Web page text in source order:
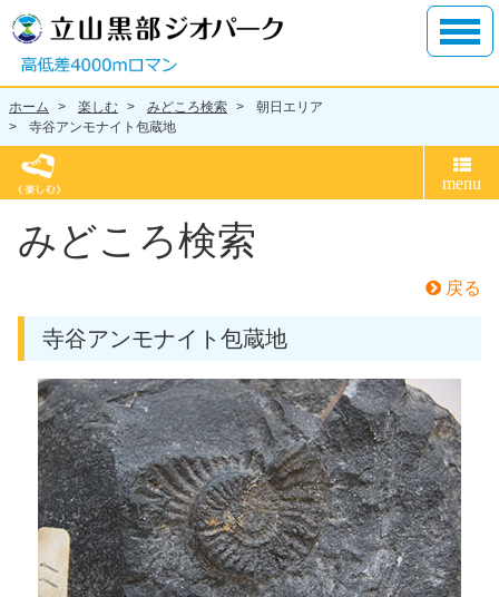
ホーム 楽しむ みどころ検索
朝日エリア
寺谷アンモナイト包蔵地
みどころ検索
戻る
寺谷アンモナイト包蔵地